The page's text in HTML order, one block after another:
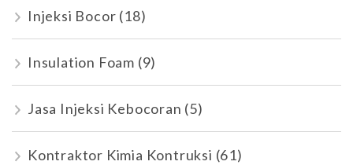
Injeksi Bocor (18)
Insulation Foam (9)
Jasa Injeksi Kebocoran (5)
Kontraktor Kimia Kontruksi (61)